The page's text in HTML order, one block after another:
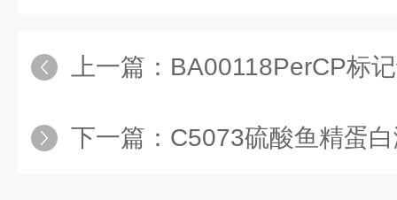
上一篇： BA00118PerCP标
下一篇： C5073硫酸鱼精蛋